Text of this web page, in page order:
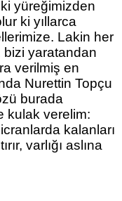
yüreğimizden
ki yıllarca
Lakin her
yaratandan
verilmiş en
Nurettin Topçu
burada
kulak verelim:
kalanları
varlığı aslına